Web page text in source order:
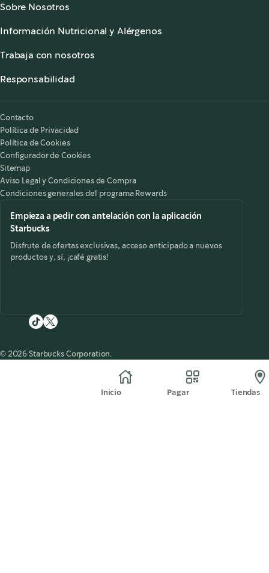
Sobre Nosotros
Sala de Prensa
Atención al Cliente
Accesibilidad,opens in a new tab
Información Nutricional y Alérgenos
Alérgenos,opens in a new tab
Trabaja con nosotros
Responsabilidad
Contacto
Política de Privacidad
Política de Cookies
Configurador de Cookies
Sitemap
Aviso Legal y Condiciones de Compra
Condiciones generales del programa Rewards
Empieza a pedir con antelación con la aplicación
Starbucks
Disfrute de ofertas exclusivas, acceso anticipado a nuevos
productos y, sí, ¡café gratis!
© 2026 Starbucks Corporation.
Inicio Pagar Tiendas